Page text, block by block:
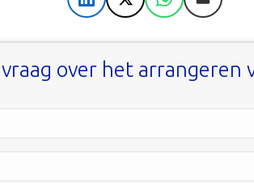
LinkedIn
X WhatsApp
E-mail
over het arrangeren